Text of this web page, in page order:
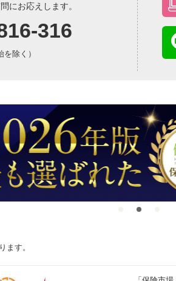
にお応えします。
316
除く）
ます。